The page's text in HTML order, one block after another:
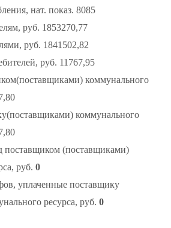
нат. показ. 8085
руб. 1853270,77
руб. 1841502,82
руб. 11767,95
коммунального
коммунального
поставщиком (поставщиками)
руб. 0
уплаченные поставщику
ресурса, руб. 0